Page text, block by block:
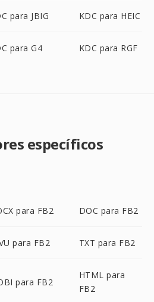
para JBIG KDC para HEIC
para G4 KDC para RGF
específicos
para FB2 DOC para FB2
para FB2 TXT para FB2
para FB2
HTML para
FB2